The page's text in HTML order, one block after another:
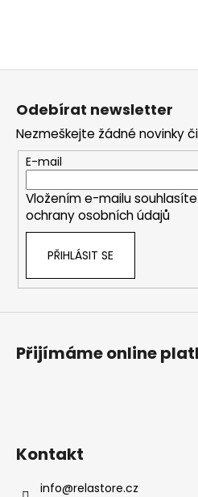
Z
Odebírat newsletter
Nezmeškejte žádné novinky
E-mail
Vložením e-mailu
ochrany osobních údajů
PŘIHLÁSIT SE
Přijímáme online
Kontakt
info@relastore.cz